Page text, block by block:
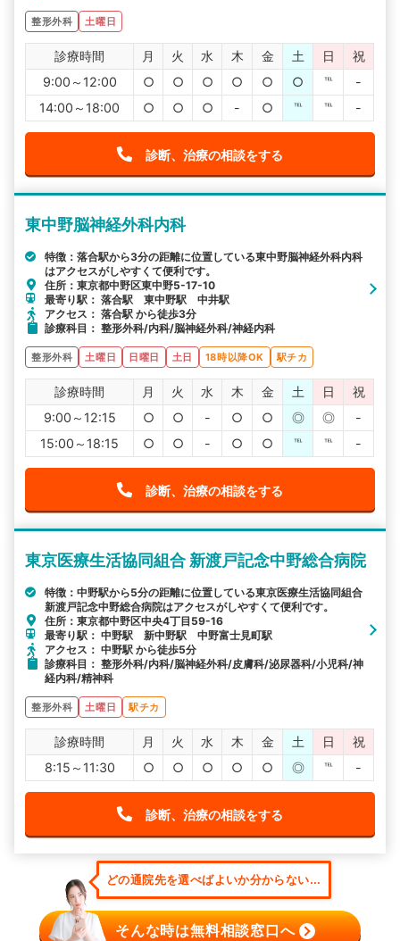
整形外科 土曜日
診療時間 月 火 水 木 金 土 日
祝
9:00～12:00
○ ○ ○ ○ ○ ○ ℡
-
14:00～18:00
○ ○ ○ - ○ ℡ ℡ -
診断、治療の相談をする
東中野脳神経外科内科
特徴：落合駅から3分の距離に位置している東中野脳神経外科内科
はアクセスがしやすくて便利です。
住所：東京都中野区東中野5-17-10
最寄り駅： 落合駅 東中野駅 中井駅
アクセス： 落合駅 から徒歩3分
診療科目： 整形外科/内科/脳神経外科/神経内科
整形外科 土曜日 日曜日 土日 18時以降OK 駅チカ
診療時間 月 火 水 木 金 土 日
祝
9:00～12:15
○ ○ - ○ ○ ◎ ◎
-
15:00～18:15
○ ○ - ○ ○ ℡ ℡ -
診断、治療の相談をする
東京医療生活協同組合 新渡戸記念中野総合病院
特徴：中野駅から5分の距離に位置している東京医療生活協同組合
新渡戸記念中野総合病院はアクセスがしやすくて便利です。
住所：東京都中野区中央4丁目59-16
最寄り駅： 中野駅 新中野駅 中野富士見町駅
アクセス： 中野駅 から徒歩5分
診療科目： 整形外科/内科/脳神経外科/皮膚科/泌尿器科/小児科/神
経内科/精神科
整形外科 土曜日 駅チカ
診療時間 月 火 水 木 金 土 日
祝
8:15～11:30
○ ○ ○ ○ ○ ◎ ℡ -
診断、治療の相談をする
どの通院先を選べばよいか分からない...
そんな時は無料相談窓口へ